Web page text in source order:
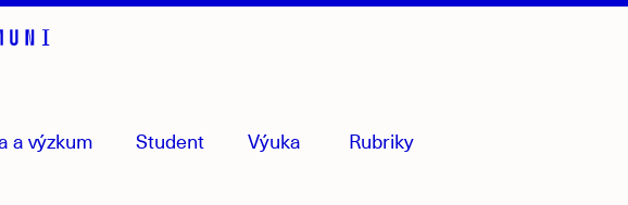
a výzkum Student Výuka Rubriky